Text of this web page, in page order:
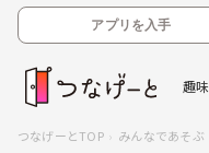
アプリを入手
趣
つなげーとTOP みんなであそぶ